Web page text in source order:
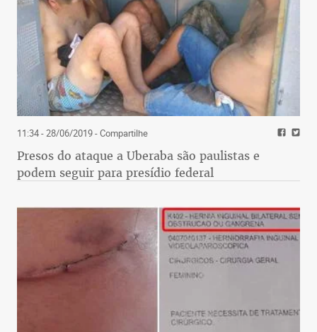
11:34 - 28/06/2019- Compartilhe
Presos do ataque a Uberaba são paulistas e
podem seguir para presídio federal